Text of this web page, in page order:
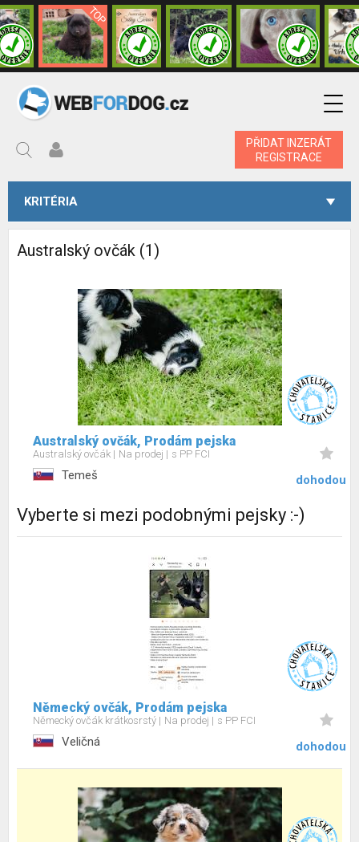
PŘIDAT INZERÁT
REGISTRACE
KRITÉRIA
Australský ovčák (1)
Australský ovčák, Prodám pejska
Australský ovčák Na prodej s PP FCI
Temeš dohodou
Vyberte si mezi podobnými pejsky :-)
Německý ovčák, Prodám pejska
Německý ovčák krátkosrstý Na prodej s PP FCI
Veličná dohodou